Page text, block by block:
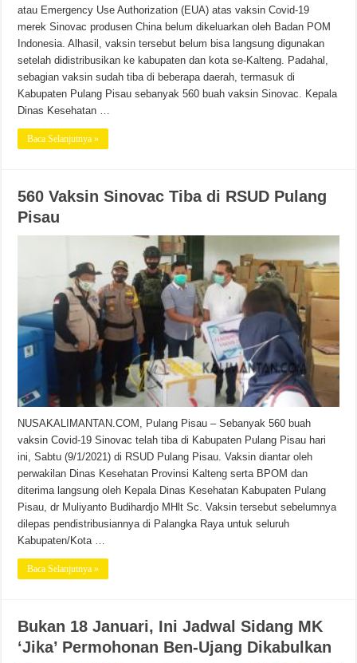
atau Emergency Use Authorization (EUA) atas vaksin Covid-19
merek Sinovac produsen China belum dikeluarkan oleh Badan POM
Indonesia. Alhasil, vaksin tersebut belum bisa langsung digunakan
setelah didistribusikan ke kabupaten dan kota se-Kalteng. Padahal,
sebagian vaksin sudah tiba di beberapa daerah, termasuk di
Kabupaten Pulang Pisau sebanyak 560 buah vaksin Sinovac. Kepala
Dinas Kesehatan …
Baca Selanjutnya »
560 Vaksin Sinovac Tiba di RSUD Pulang
Pisau
NUSAKALIMANTAN.COM, Pulang Pisau – Sebanyak 560 buah
vaksin Covid-19 Sinovac telah tiba di Kabupaten Pulang Pisau hari
ini, Sabtu (9/1/2021) di RSUD Pulang Pisau. Vaksin diantar oleh
perwakilan Dinas Kesehatan Provinsi Kalteng serta BPOM dan
diterima langsung oleh Kepala Dinas Kesehatan Kabupaten Pulang
Pisau, dr Muliyanto Budihardjo MHlt Sc. Vaksin tersebut sebelumnya
dilepas pendistribusiannya di Palangka Raya untuk seluruh
Kabupaten/Kota …
Baca Selanjutnya »
Bukan 18 Januari, Ini Jadwal Sidang MK
‘Jika’ Permohonan Ben-Ujang Dikabulkan